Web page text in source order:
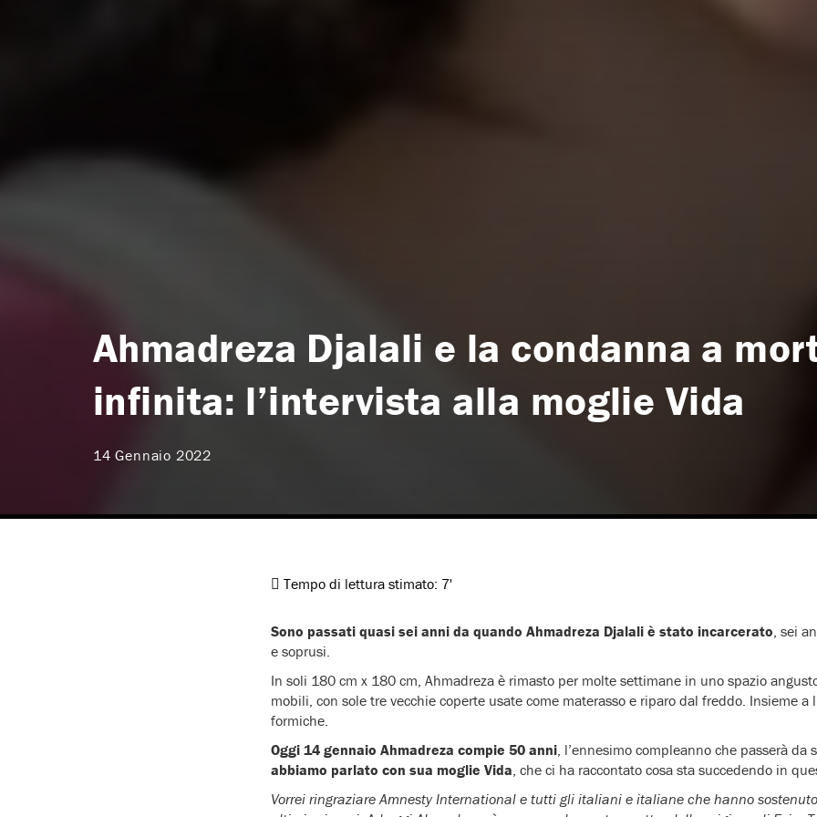
Ahmadreza Djalali e la condanna a
infinita: l’intervista alla moglie Vida
14 Gennaio 2022
Tempo di lettura stimato: 7'
Sono passati quasi sei anni da quando Ahmadreza Djalali è stato incarcerato, sei
e soprusi.
In soli 180 cm x 180 cm, Ahmadreza è rimasto per molte settimane in uno spazio
mobili, con sole tre vecchie coperte usate come materasso e riparo dal freddo. Insieme a
formiche.
Oggi 14 gennaio Ahmadreza compie 50 anni, l’ennesimo compleanno che passerà da
abbiamo parlato con sua moglie Vida, che ci ha raccontato cosa sta succedendo in
Vorrei ringraziare Amnesty International e tutti gli italiani e italiane che hanno